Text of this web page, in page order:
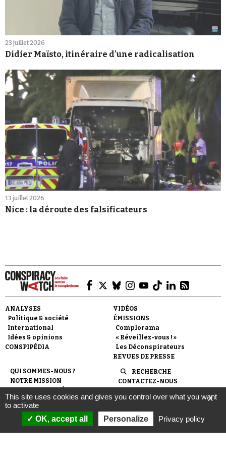
23 juillet 2026
Didier Maïsto, itinéraire d'une radicalisation
13 juillet 2026
Nice : la déroute des falsificateurs
ANALYSES
Politique & société
International
Idées & opinions
CONSPIPÉDIA
VIDÉOS
ÉMISSIONS
Complorama
« Réveillez-vous ! »
Les Déconspirateurs
REVUES DE PRESSE
QUI SOMMES-NOUS ?
NOTRE MISSION
NOS PARTENAIRES
MENTIONS LÉGALES
POLITIQUE DE
RECHERCHE
CONTACTEZ-NOUS
NEWSLETTER
FAIRE UN DON
X
This site uses cookies and gives you control over what you want
to activate
OK, accept all
Personalize Privacy policy